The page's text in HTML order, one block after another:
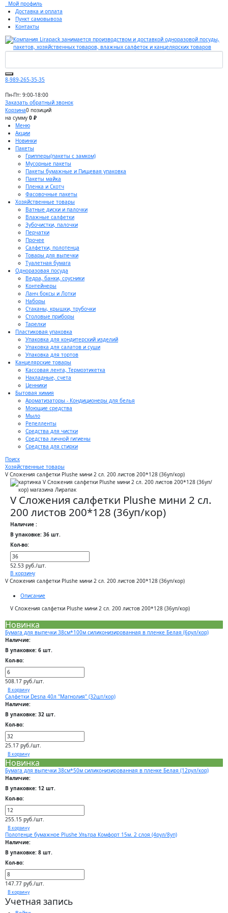
Мой профиль
Доставка и оплата
Пункт самовывоза
Контакты
8-989-265-35-35
Пн-Пт: 9:00-18:00
Заказать обратный звонок
Корзина0 позиций
на сумму 0 ₽
Меню
Акции
Новинки
Пакеты
Грипперы(пакеты с замком)
Мусорные пакеты
Пакеты бумажные и Пищевая упаковка
Пакеты майка
Пленка и Скотч
Фасовочные пакеты
Хозяйственные товары
Ватные диски и палочки
Влажные салфетки
Зубочистки, палочки
Перчатки
Прочее
Салфетки, полотенца
Товары для выпечки
Туалетная бумага
Одноразовая посуда
Ведра, банки, соусники
Контейнеры
Ланч боксы и Лотки
Наборы
Стаканы, крышки, трубочки
Столовые приборы
Тарелки
Пластиковая упаковка
Упаковка для кондитерский изделий
Упаковка для салатов и суши
Упаковка для тортов
Канцелярские товары
Кассовая лента, Термоэтикетка
Накладные, счета
Ценники
Бытовая химия
Ароматизаторы - Кондиционеры для белья
Моющие средства
Мыло
Репелленты
Средства для чистки
Средства личной гигиены
Средства для стирки
Поиск
Хозяйственные товары
V Сложения салфетки Plushe мини 2 сл. 200 листов 200*128 (36уп/кор)
V Сложения салфетки Plushe мини 2 сл.
200 листов 200*128 (36уп/кор)
Наличие :
В упаковке: 36 шт.
Кол-во:
52.53 руб./шт.
В корзину
V Сложения салфетки Plushe мини 2 сл. 200 листов 200*128 (36уп/кор)
Описание
V Сложения салфетки Plushe мини 2 сл. 200 листов 200*128 (36уп/кор)
Новинка
Бумага для выпечки 38см*100м силиконизированная в пленке Белая (6рул/кор)
Наличие:
В упаковке: 6 шт.
Кол-во:
508.17 руб./шт.
В корзину
Салфетки Desna 40л "Магнолия" (32шт/кор)
Наличие:
В упаковке: 32 шт.
Кол-во:
25.17 руб./шт.
В корзину
Новинка
Бумага для выпечки 38см*50м силиконизированная в пленке Белая (12рул/кор)
Наличие:
В упаковке: 12 шт.
Кол-во:
255.15 руб./шт.
В корзину
Полотенце бумажное Plushe Ультра Комфорт 15м. 2 слоя (4рул/8уп)
Наличие:
В упаковке: 8 шт.
Кол-во:
147.77 руб./шт.
В корзину
Учетная запись